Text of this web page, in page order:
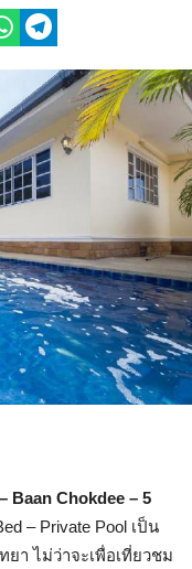
Baan Chokdee – 5
– Private Pool เป็น
า ไม่ว่าจะเพื่อเที่ยวชม